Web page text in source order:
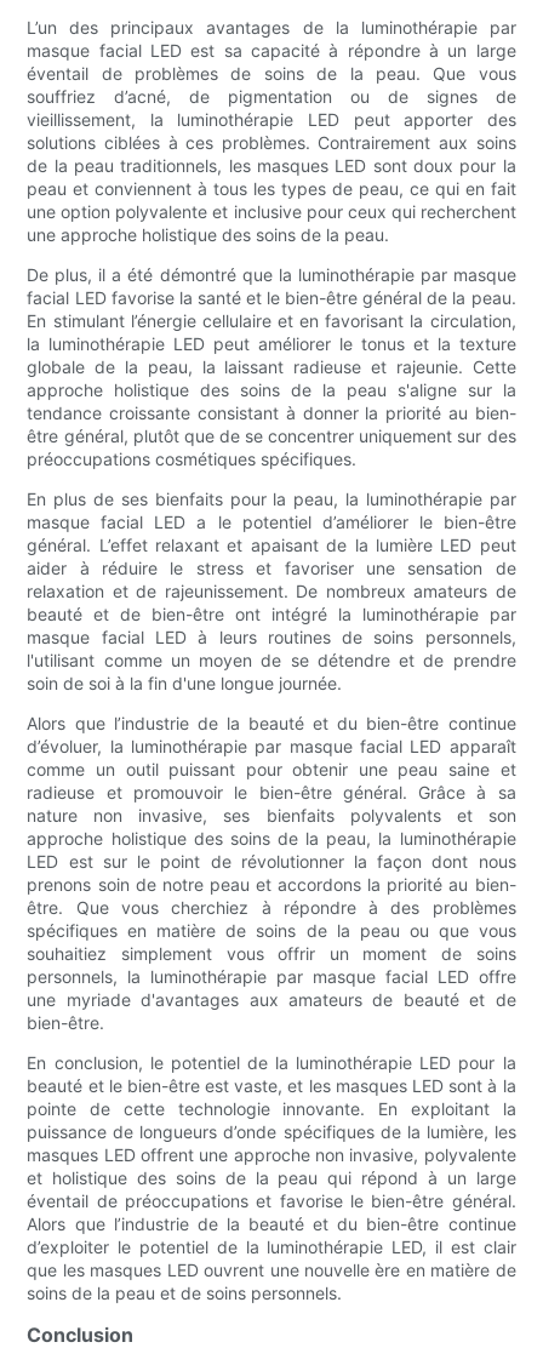
L’un des principaux avantages de la luminothérapie par
masque facial LED est sa capacité à répondre à un large
éventail de problèmes de soins de la peau. Que vous
souffriez d’acné, de pigmentation ou de signes de
vieillissement, la luminothérapie LED peut apporter des
solutions ciblées à ces problèmes. Contrairement aux soins
de la peau traditionnels, les masques LED sont doux pour la
peau et conviennent à tous les types de peau, ce qui en fait
une option polyvalente et inclusive pour ceux qui recherchent
une approche holistique des soins de la peau.
De plus, il a été démontré que la luminothérapie par masque
facial LED favorise la santé et le bien-être général de la peau.
En stimulant l’énergie cellulaire et en favorisant la circulation,
la luminothérapie LED peut améliorer le tonus et la texture
globale de la peau, la laissant radieuse et rajeunie. Cette
approche holistique des soins de la peau s'aligne sur la
tendance croissante consistant à donner la priorité au bien-
être général, plutôt que de se concentrer uniquement sur des
préoccupations cosmétiques spécifiques.
En plus de ses bienfaits pour la peau, la luminothérapie par
masque facial LED a le potentiel d’améliorer le bien-être
général. L’effet relaxant et apaisant de la lumière LED peut
aider à réduire le stress et favoriser une sensation de
relaxation et de rajeunissement. De nombreux amateurs de
beauté et de bien-être ont intégré la luminothérapie par
masque facial LED à leurs routines de soins personnels,
l'utilisant comme un moyen de se détendre et de prendre
soin de soi à la fin d'une longue journée.
Alors que l’industrie de la beauté et du bien-être continue
d’évoluer, la luminothérapie par masque facial LED apparaît
comme un outil puissant pour obtenir une peau saine et
radieuse et promouvoir le bien-être général. Grâce à sa
nature non invasive, ses bienfaits polyvalents et son
approche holistique des soins de la peau, la luminothérapie
LED est sur le point de révolutionner la façon dont nous
prenons soin de notre peau et accordons la priorité au bien-
être. Que vous cherchiez à répondre à des problèmes
spécifiques en matière de soins de la peau ou que vous
souhaitiez simplement vous offrir un moment de soins
personnels, la luminothérapie par masque facial LED offre
une myriade d'avantages aux amateurs de beauté et de
bien-être.
En conclusion, le potentiel de la luminothérapie LED pour la
beauté et le bien-être est vaste, et les masques LED sont à la
pointe de cette technologie innovante. En exploitant la
puissance de longueurs d’onde spécifiques de la lumière, les
masques LED offrent une approche non invasive, polyvalente
et holistique des soins de la peau qui répond à un large
éventail de préoccupations et favorise le bien-être général.
Alors que l’industrie de la beauté et du bien-être continue
d’exploiter le potentiel de la luminothérapie LED, il est clair
que les masques LED ouvrent une nouvelle ère en matière de
soins de la peau et de soins personnels.
Conclusion